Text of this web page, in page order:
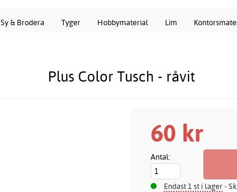
Sy & Brodera Tyger Hobbymaterial Lim
Plus Color Tusch - råvit
60 kr
Antal:
Endast 1 st i lager-